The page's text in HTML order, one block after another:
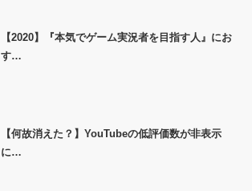
【2020】『本気でゲーム実況者を目指す人』にお
す…
【何故消えた？】YouTubeの低評価数が非表示
に…